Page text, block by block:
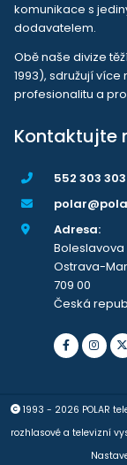
komunikace s
dodavatelem.
Obě naše divize
1993), sdružují
profesionalitu a
Kontaktujte
552 303 303
Adresa:
Boleslavova
Ostrava-
709 00
Česká
1993 - 2026 POLAR
rozhlasové a televizní